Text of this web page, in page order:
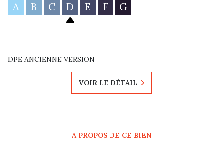
A B C D E F G
DPE ANCIENNE VERSION
VOIR LE DÉTAIL
A PROPOS DE CE BIEN